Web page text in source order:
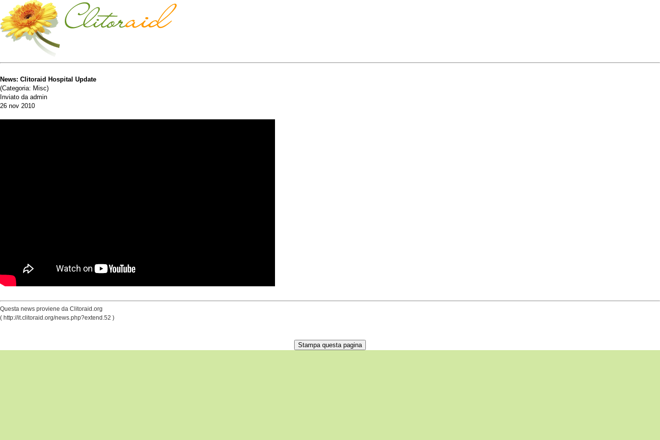
News: Clitoraid Hospital Update
(Categoria: Misc)
Inviato da admin
26 nov 2010
Questa news proviene da Clitoraid.org
( http://it.clitoraid.org/news.php?extend.52 )